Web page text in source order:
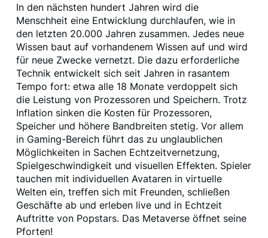
In den nächsten hundert Jahren wird die
Menschheit eine Entwicklung durchlaufen, wie in
den letzten 20.000 Jahren zusammen. Jedes neue
Wissen baut auf vorhandenem Wissen auf und wird
für neue Zwecke vernetzt. Die dazu erforderliche
Technik entwickelt sich seit Jahren in rasantem
Tempo fort: etwa alle 18 Monate verdoppelt sich
die Leistung von Prozessoren und Speichern. Trotz
Inflation sinken die Kosten für Prozessoren,
Speicher und höhere Bandbreiten stetig. Vor allem
in Gaming-Bereich führt das zu unglaublichen
Möglichkeiten in Sachen Echtzeitvernetzung,
Spielgeschwindigkeit und visuellen Effekten. Spieler
tauchen mit individuellen Avataren in virtuelle
Welten ein, treffen sich mit Freunden, schließen
Geschäfte ab und erleben live und in Echtzeit
Auftritte von Popstars. Das Metaverse öffnet seine
Pforten!